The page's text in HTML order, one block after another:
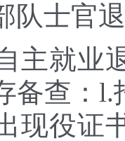
队士官
就业退
备查：
现役证